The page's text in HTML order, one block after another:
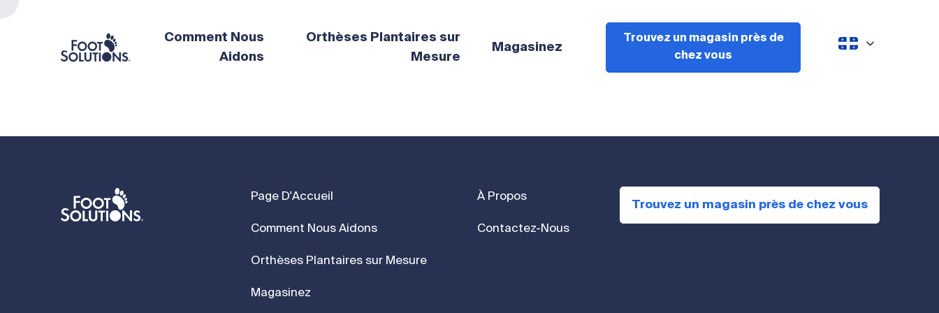
Comment Nous
Aidons
Orthèses Plantaires sur
Mesure
Magasinez
Trouvez un magasin près de
chez vous
Page D'Accueil
Comment Nous Aidons
Orthèses Plantaires sur Mesure
Magasinez
À Propos
Contactez-Nous
Trouvez un magasin près de chez vous